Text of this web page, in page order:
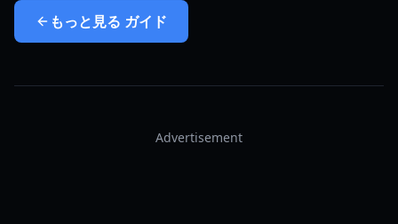
もっと見る ガイド
Advertisement